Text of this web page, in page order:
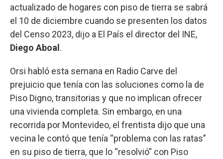
actualizado de hogares con piso de tierra se sabrá
el 10 de diciembre cuando se presenten los datos
del Censo 2023, dijo a El País el director del INE,
Diego Aboal .
Orsi habló esta semana en Radio Carve del
prejuicio que tenía con las soluciones como la de
Piso Digno, transitorias y que no implican ofrecer
una vivienda completa. Sin embargo, en una
recorrida por Montevideo, el frentista dijo que una
vecina le contó que tenía “problema con las ratas”
en su piso de tierra, que lo “resolvió” con Piso